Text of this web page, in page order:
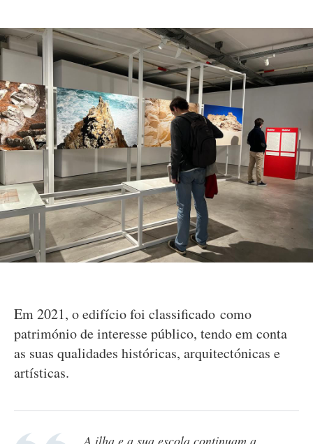
Em 2021, o edifício foi classificado como
património de interesse público, tendo em conta
as suas qualidades históricas, arquitectónicas e
artísticas.
A ilha e a sua escola continuam a